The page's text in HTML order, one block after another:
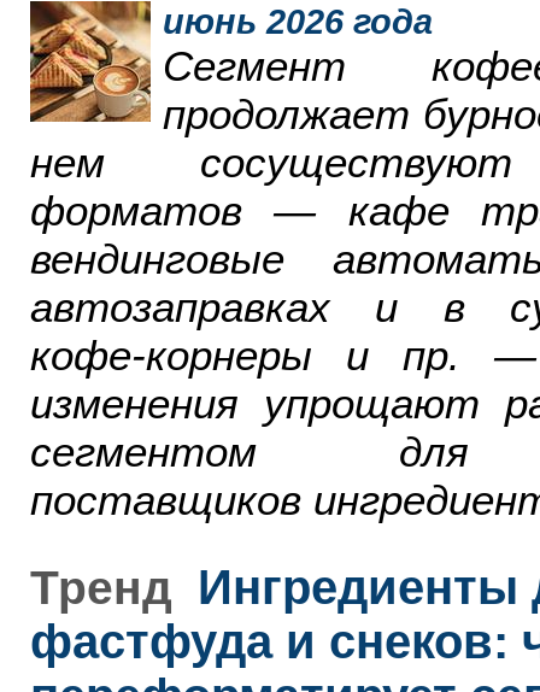
июнь 2026 года
Сегмент
продолжает
нем
форматов — кафе
вендинговые
автозаправках и в
кофе-корнеры и пр.
изменения упрощают
сегментом для
поставщиков
Тренд Ингредиенты
фастфуда и снеков: